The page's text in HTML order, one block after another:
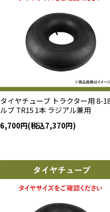
タイヤチューブ トラクター用 8-
ルブ TR15 1本 ラジアル兼用
6,700円(税込7,370円)